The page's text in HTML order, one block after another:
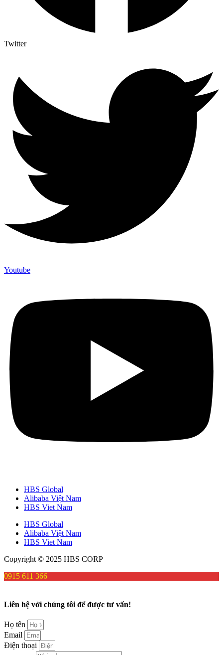
Twitter
Youtube
HBS Global
Alibaba Việt Nam
HBS Viet Nam
HBS Global
Alibaba Việt Nam
HBS Viet Nam
Copyright © 2025 HBS CORP
0915 611 366
Liên hệ với chúng tôi để được tư vấn!
Họ tên
Email
Điện thoại